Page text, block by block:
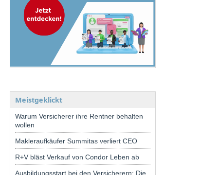
Meistgeklickt
Warum Versicherer ihre Rentner behalten
wollen
Makleraufkäufer Summitas verliert CEO
R+V bläst Verkauf von Condor Leben ab
Ausbildungsstart bei den Versicherern: Die